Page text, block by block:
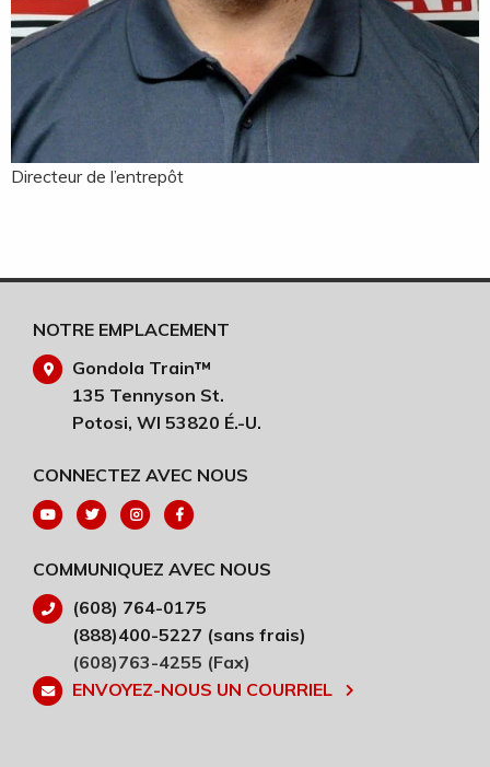
Directeur de l’entrepôt
NOTRE EMPLACEMENT
Gondola Train™
135 Tennyson St.
Potosi, WI 53820 É.-U.
CONNECTEZ AVEC NOUS
COMMUNIQUEZ AVEC NOUS
(608) 764-0175
(888)400-5227 (sans frais)
(608)763-4255 (Fax)
ENVOYEZ-NOUS UN COURRIEL